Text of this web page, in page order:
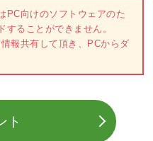
PC向けのソフトウェアのた
ることができません。
報共有して頂き、PCからダ
ト